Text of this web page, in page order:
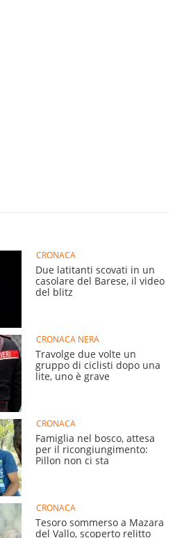
CRONACA
Due latitanti scovati in un
casolare del Barese, il video
del blitz
CRONACA NERA
Travolge due volte un
gruppo di ciclisti dopo una
lite, uno è grave
CRONACA
Famiglia nel bosco, attesa
per il ricongiungimento:
Pillon non ci sta
CRONACA
Tesoro sommerso a Mazara
del Vallo, scoperto relitto